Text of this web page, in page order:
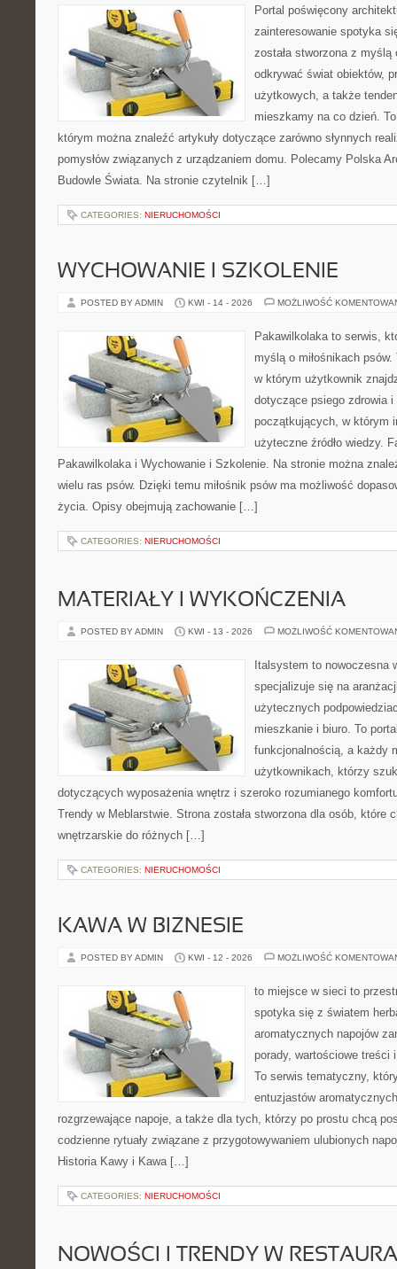
Portal poświęcony
zainteresowanie spotyka
została stworzona z
odkrywać świat obiektów,
użytkowych, a także
mieszkamy na co dzień.
którym można znaleźć artykuły dotyczące zarówno słynnych
pomysłów związanych z urządzaniem domu. Polecamy Polska
Budowle Świata. Na stronie czytelnik […]
CATEGORIES: NIERUCHOMOŚCI
WYCHOWANIE I SZKOLENIE
POSTED BY ADMIN KWI - 14 - 2026 MOŻLIWOŚĆ
Pakawilkolaka to serwis,
myślą o miłośnikach
w którym użytkownik
dotyczące psiego zdrowia
początkujących, w którym
użyteczne źródło wiedzy.
Pakawilkolaka i Wychowanie i Szkolenie. Na stronie można
wielu ras psów. Dzięki temu miłośnik psów ma możliwość
życia. Opisy obejmują zachowanie […]
CATEGORIES: NIERUCHOMOŚCI
MATERIAŁY I WYKOŃCZENIA
POSTED BY ADMIN KWI - 13 - 2026 MOŻLIWOŚĆ
Italsystem to nowoczesna
specjalizuje się na
użytecznych
mieszkanie i biuro. To
funkcjonalnością, a każdy
użytkownikach, którzy
dotyczących wyposażenia wnętrz i szeroko rozumianego
Trendy w Meblarstwie. Strona została stworzona dla osób, które
wnętrzarskie do różnych […]
CATEGORIES: NIERUCHOMOŚCI
KAWA W BIZNESIE
POSTED BY ADMIN KWI - 12 - 2026 MOŻLIWOŚĆ
to miejsce w sieci to
spotyka się z światem
aromatycznych napojów
porady, wartościowe treści
To serwis tematyczny,
entuzjastów
rozgrzewające napoje, a także dla tych, którzy po prostu chcą
codzienne rytuały związane z przygotowywaniem ulubionych
Historia Kawy i Kawa […]
CATEGORIES: NIERUCHOMOŚCI
NOWOŚCI I TRENDY W